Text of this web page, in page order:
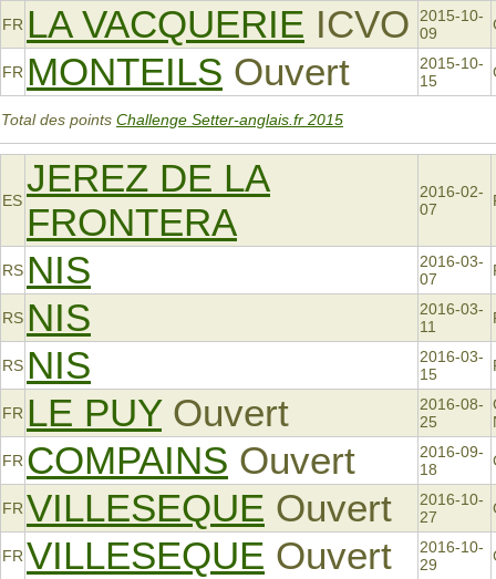
FR LA VACQUERIE ICVO
2015-10-
09
FR MONTEILS Ouvert
2015-10-
15
Total des points Challenge Setter-anglais.fr 2015
ES
JEREZ DE LA
FRONTERA
2016-02-
07
RS NIS
2016-03-
07
RS NIS
2016-03-
11
RS NIS
2016-03-
15
FR LE PUYOuvert
2016-08-
25
FR COMPAINS Ouvert
2016-09-
18
FRVILLESEQUE Ouvert
2016-10-
27
FRVILLESEQUE Ouvert
2016-10-
29